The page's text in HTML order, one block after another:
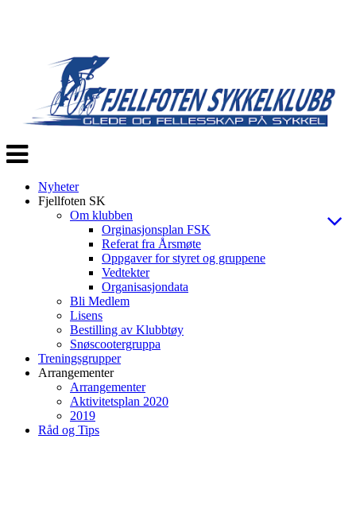
Veksle
navigasjon
Nyheter
Fjellfoten SK
Om klubben
Orginasjonsplan FSK
Referat fra Årsmøte
Oppgaver for styret og gruppene
Vedtekter
Organisasjondata
Bli Medlem
Lisens
Bestilling av Klubbtøy
Snøscootergruppa
Treningsgrupper
Arrangementer
Arrangementer
Aktivitetsplan 2020
2019
Råd og Tips